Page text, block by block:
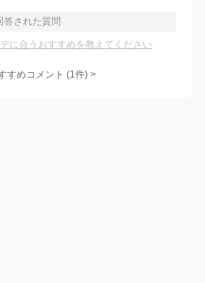
答された質問
に合うおすすめを教えてください
すめコメント (1件) >